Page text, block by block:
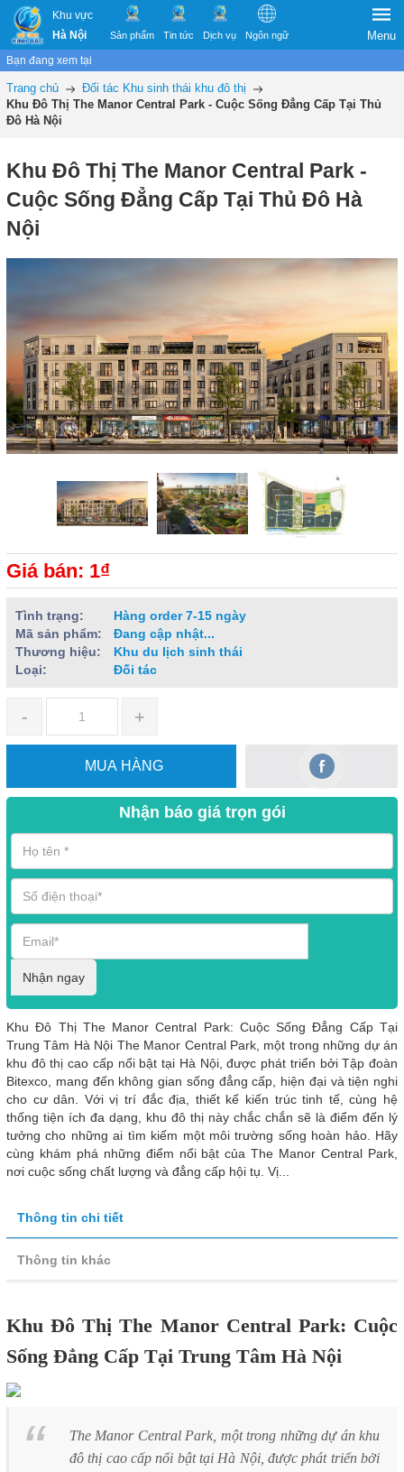
Khu vực
Hà Nội
Sản phẩm Tin tức Dịch vụ Ngôn ngữ Menu
Bạn đang xem tại
Trang chủ
Đối tác Khu sinh thái khu đô thị
Khu Đô Thị The Manor Central Park - Cuộc Sống Đẳng Cấp Tại Thủ
Đô Hà Nội
Khu Đô Thị The Manor Central Park -
Cuộc Sống Đẳng Cấp Tại Thủ Đô Hà
Nội
Giá bán: 1₫
Tình trạng:
Hàng order 7-15 ngày
Mã sản phẩm:
Đang cập nhật...
Thương hiệu:
Khu du lịch sinh thái
Loại:
Đối tác
- +
MUA HÀNG
Nhận báo giá trọn gói
Nhận ngay
Khu Đô Thị The Manor Central Park: Cuộc Sống Đẳng Cấp Tại
Trung Tâm Hà Nội The Manor Central Park, một trong những dự án
khu đô thị cao cấp nổi bật tại Hà Nội, được phát triển bởi Tập đoàn
Bitexco, mang đến không gian sống đẳng cấp, hiện đại và tiện nghi
cho cư dân. Với vị trí đắc địa, thiết kế kiến trúc tinh tế, cùng hệ
thống tiện ích đa dạng, khu đô thị này chắc chắn sẽ là điểm đến lý
tưởng cho những ai tìm kiếm một môi trường sống hoàn hảo. Hãy
cùng khám phá những điểm nổi bật của The Manor Central Park,
nơi cuộc sống chất lượng và đẳng cấp hội tụ. Vị...
Thông tin chi tiết
Thông tin khác
Khu Đô Thị The Manor Central Park: Cuộc
Sống Đẳng Cấp Tại Trung Tâm Hà Nội
The Manor Central Park, một trong những dự án khu
đô thị cao cấp nổi bật tại Hà Nội, được phát triển bởi